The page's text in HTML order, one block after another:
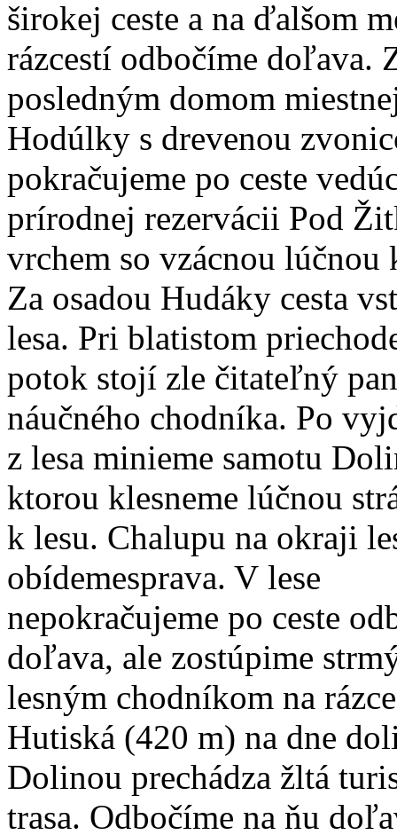
širokej ceste a na ďalšom
rázcestí odbočíme doľava.
posledným domom
Hodúlky s drevenou
pokračujeme po ceste
prírodnej rezervácii Pod
vrchem so vzácnou lúčnou
Za osadou Hudáky cesta
lesa. Pri blatistom
potok stojí zle čitateľný
náučného chodníka. Po
z lesa minieme samotu
ktorou klesneme lúčnou
k lesu. Chalupu na okraji
obídemesprava. V lese
nepokračujeme po ceste
doľava, ale zostúpime
lesným chodníkom na
Hutiská (420 m) na dne
Dolinou prechádza žltá
trasa. Odbočíme na ňu